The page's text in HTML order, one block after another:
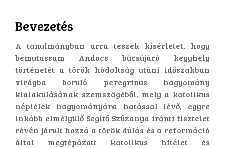
Bevezetés
A tanulmányban arra teszek kísérletet, hogy
bemutassam Andocs búcsújáró kegyhely
történetét a török hódoltság utáni időszakban
virágba boruló peregrinus hagyomány
kialakulásának szemszögéből, mely a katolikus
néplélek hagyományára hatással lévő, egyre
inkább elmélyülő Segítő Szűzanya iránti tisztelet
révén járult hozzá a török dúlás és a reformáció
által megtépázott katolikus hitélet és